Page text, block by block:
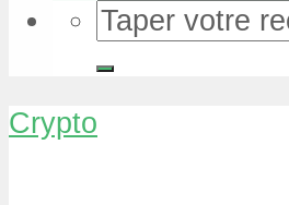
Crypto